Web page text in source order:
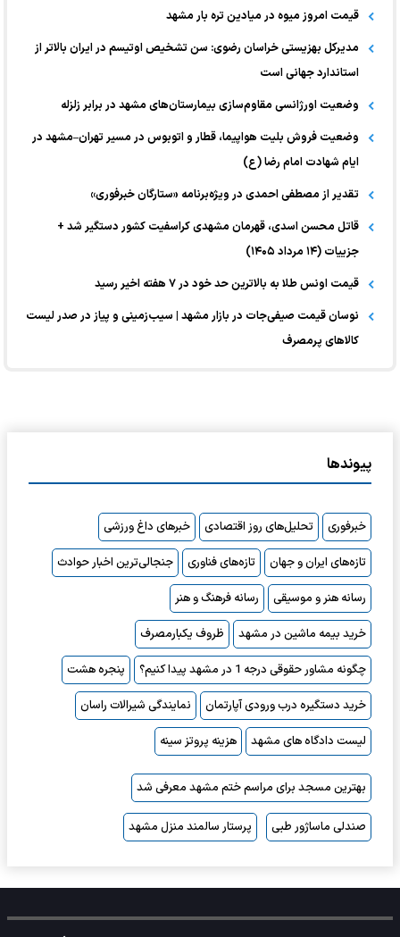
قیمت امروز میوه در میادین تره بار مشهد
مدیرکل بهزیستی خراسان رضوی: سن تشخیص اوتیسم در ایران بالاتر از
استاندارد جهانی است
وضعیت اورژانسی مقاوم‌سازی بیمارستان‌های مشهد در برابر زلزله
وضعیت فروش بلیت هواپیما، قطار و اتوبوس در مسیر تهران–مشهد در
ایام شهادت امام رضا (ع)
تقدیر از مصطفی احمدی در ویژه‌برنامه «ستارگان خبرفوری»
قاتل محسن اسدی، قهرمان مشهدی کراسفیت کشور دستگیر شد +
جزییات (۱۴ مرداد ۱۴۰۵)
قیمت اونس طلا به بالاترین حد خود در ۷ هفته اخیر رسید
نوسان قیمت صیفی‌جات در بازار مشهد | سیب‌زمینی و پیاز در صدر لیست
کالا‌های پرمصرف
پیوندها
خبرفوری تحلیل‌های روز اقتصادی
خبرهای داغ ورزشی
تازه‌های ایران و جهان
تازه‌های فناوری
جنجالی‌ترین اخبار حوادث
رسانه هنر و موسیقی
رسانه فرهنگ و هنر
خرید بیمه ماشین در مشهد
ظروف یکبارمصرف
چگونه مشاور حقوقی درجه 1 در مشهد پیدا کنیم؟
پنجره هشت
خرید دستگیره درب ورودی آپارتمان
نمایندگی شیرالات راسان
لیست دادگاه های مشهد
هزینه پروتز سینه
بهترین مسجد برای مراسم ختم مشهد معرفی شد
صندلی ماساژور طبی پرستار سالمند منزل مشهد